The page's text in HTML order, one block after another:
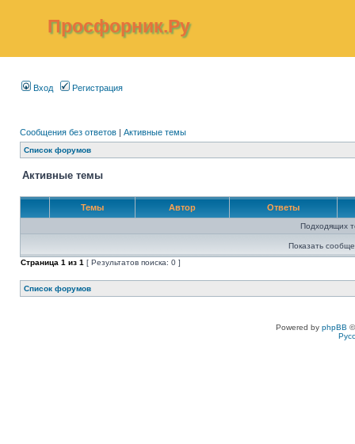
Просфорник.Ру
Вход Регистрация
Сообщения без ответов | Активные темы
Список форумов
Активные темы
Темы Автор Ответы
Подходящих
Показать
Страница 1 из 1 [ Результатов поиска: 0 ]
Список форумов
Powered by phpBB